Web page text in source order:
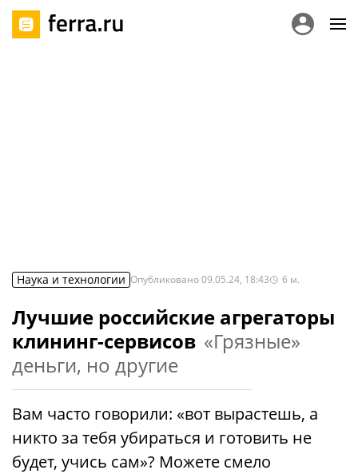
Наука и технологии Опубликовано09.05.24, 18:43 6 м.
Лучшие российские агрегаторы
клининг-сервисов «Грязные»
деньги, но другие
Вам часто говорили: «вот вырастешь, а
никто за тебя убираться и готовить не
будет, учись сам»? Можете смело